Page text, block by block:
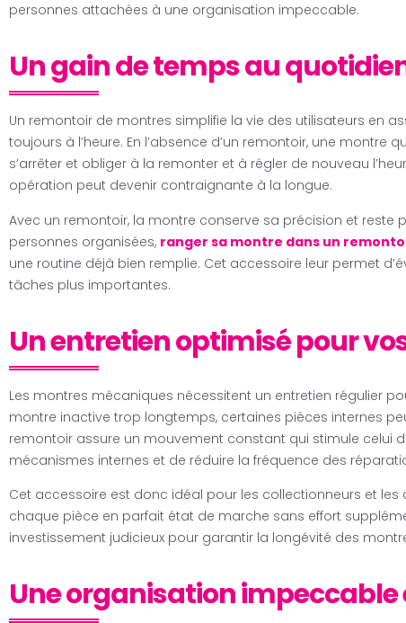
personnes attachées à une organisation impeccable.
Un gain de temps au
Un remontoir de montres simplifie la vie des utilisateurs en
toujours à l’heure. En l’absence d’un remontoir, une montre
s’arrêter et obliger à la remonter et à régler de nouveau
opération peut devenir contraignante à la longue.
Avec un remontoir, la montre conserve sa précision et reste
personnes organisées, ranger sa montre dans un
une routine déjà bien remplie. Cet accessoire leur permet
tâches plus importantes.
Un entretien optimisé pour
Les montres mécaniques nécessitent un entretien régulier
montre inactive trop longtemps, certaines pièces internes
remontoir assure un mouvement constant qui stimule celui
mécanismes internes et de réduire la fréquence des
Cet accessoire est donc idéal pour les collectionneurs et
chaque pièce en parfait état de marche sans effort
investissement judicieux pour garantir la longévité des
Une organisation impeccable